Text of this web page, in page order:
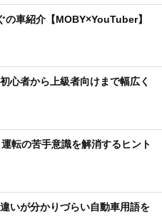
の車紹介【MOBY×YouTuber】
心者から上級者向けまで幅広く
転の苦手意識を解消するヒント
違いが分かりづらい自動車用語を